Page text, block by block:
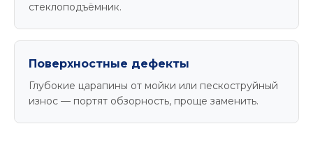
стеклоподъёмник.
Поверхностные дефекты
Глубокие царапины от мойки или пескоструйный
износ — портят обзорность, проще заменить.